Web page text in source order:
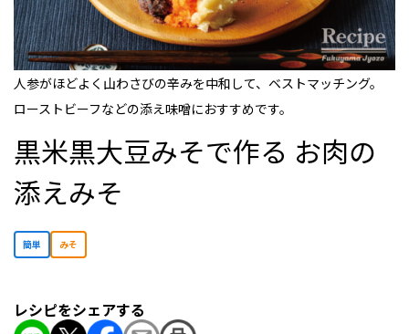
人参がほどよく山わさびの辛みを中和して、ベストマッチング。
ローストビーフなどの添え味噌におすすめです。
黒米黒大豆みそで作る お肉の
添えみそ
簡単 みそ
レシピをシェアする